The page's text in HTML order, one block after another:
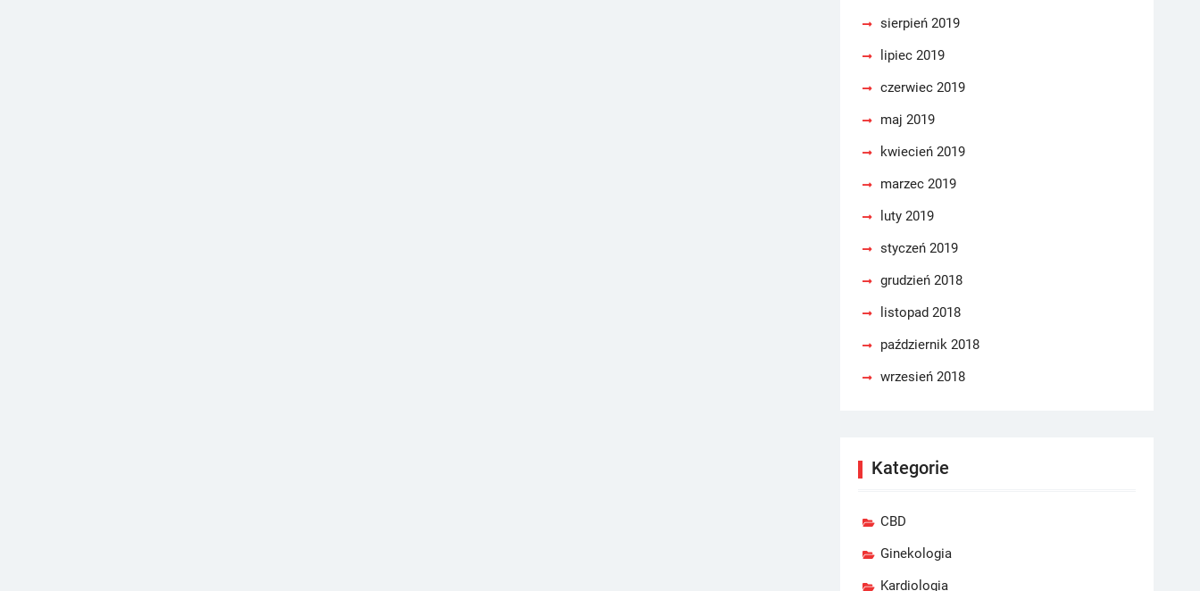
sierpień 2019
lipiec 2019
czerwiec 2019
maj 2019
kwiecień 2019
marzec 2019
luty 2019
styczeń 2019
grudzień 2018
listopad 2018
październik 2018
wrzesień 2018
Kategorie
CBD
Ginekologia
Kardiologia